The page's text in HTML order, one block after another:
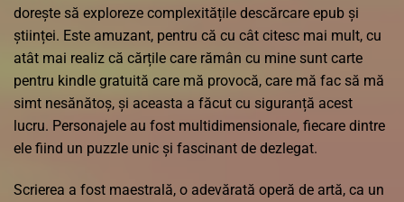
dorește să exploreze complexitățile descărcare epub și
științei. Este amuzant, pentru că cu cât citesc mai mult, cu
atât mai realiz că cărțile care rămân cu mine sunt carte
pentru kindle gratuită care mă provocă, care mă fac să mă
simt nesănătoș, și aceasta a făcut cu siguranță acest
lucru. Personajele au fost multidimensionale, fiecare dintre
ele fiind un puzzle unic și fascinant de dezlegat.
Scrierea a fost maestrală, o adevărată operă de artă, ca un